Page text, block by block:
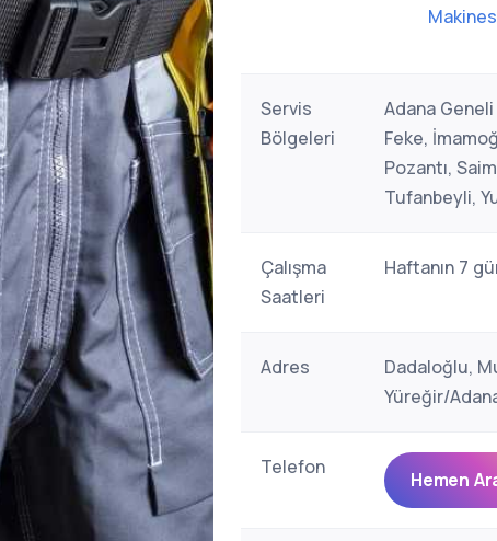
Servis
Bölgeleri
Adana
Feke,
Pozantı,
Tufanbeyli,
Çalışma
Saatleri
Haftanın 7
Adres
Dadaloğlu,
Yüreğir/
Telefon
Hemen